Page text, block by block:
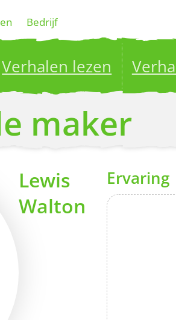
Bedrijf
Verhalen lezen
your stories to a global
maker
Lewis
Walton
Ervaring